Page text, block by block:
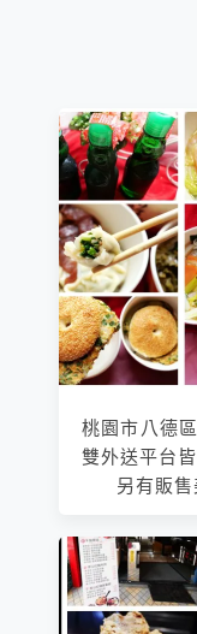
桃園市八德
雙外送平台
另有販